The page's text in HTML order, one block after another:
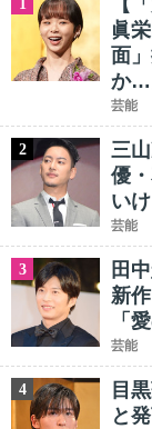
1
【
眞
面
か…
芸能
2
三
優
い
芸能
3
田
新
「
芸能
4
目
と